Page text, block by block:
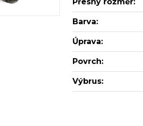
Barva:
Úprava:
Povrch:
Výbrus: